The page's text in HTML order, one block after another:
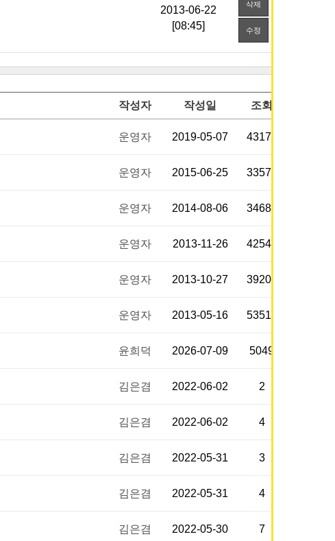
[08:45]
삭제
수정
작성자 작성일 조회
운영자 2019-05-07 43171
운영자 2015-06-25 33572
운영자 2014-08-06 34683
운영자 2013-11-26 42540
운영자 2013-10-27 39207
운영자 2013-05-16 53519
윤희덕 2026-07-09 5049
김은겸 2022-06-02 2
김은겸 2022-06-02 4
김은겸 2022-05-31 3
김은겸 2022-05-31 4
김은겸 2022-05-30 7